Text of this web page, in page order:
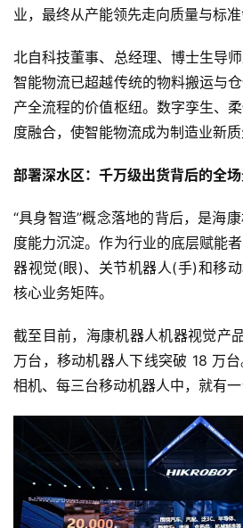
业，最终从产能领先走向质量与标准
北自科技董事、总经理、博士生导
智能物流已超越传统的物料搬运与
产全流程的价值枢纽。数字孪生、
度融合，使智能物流成为制造业新质
部署深水区：千万级出货背后的全
“具身智造”概念落地的背后，是海
度能力沉淀。作为行业的底层赋能
器视觉(眼)、关节机器人(手)和移
核心业务矩阵。
截至目前，海康机器人机器视觉产
万台，移动机器人下线突破 18 万
相机、每三台移动机器人中，就有一